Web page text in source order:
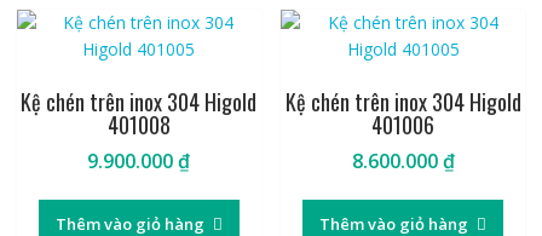
Kệ chén trên inox 304 Higold
401008
9.900.000₫
Thêm vào giỏ hàng
Kệ chén trên inox 304 Higold
401006
8.600.000₫
Thêm vào giỏ hàng